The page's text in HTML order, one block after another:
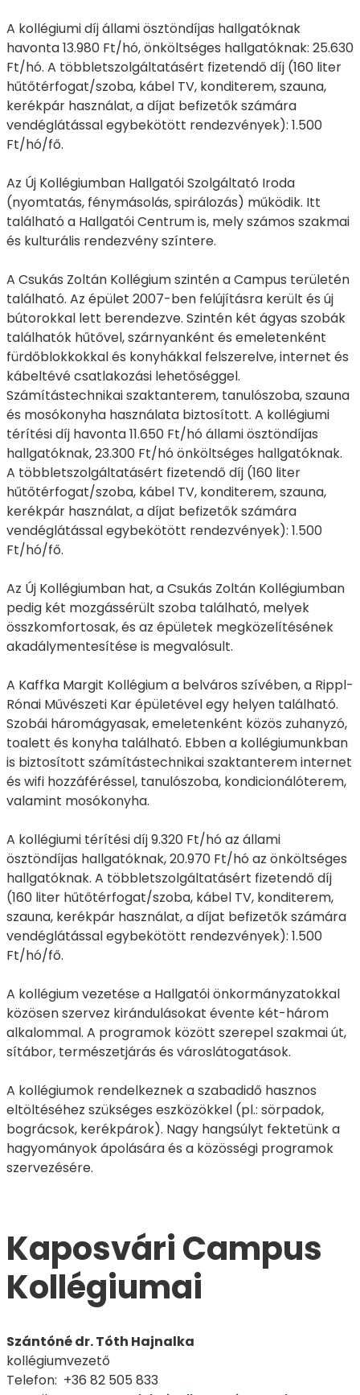
A kollégiumi díj állami ösztöndíjas hallgatóknak
havonta 13.980 Ft/hó, önköltséges hallgatóknak: 25.630
Ft/hó. A többletszolgáltatásért fizetendő díj (160 liter
hűtőtérfogat/szoba, kábel TV, konditerem, szauna,
kerékpár használat, a díjat befizetők számára
vendéglátással egybekötött rendezvények): 1.500
Ft/hó/fő.
Az Új Kollégiumban Hallgatói Szolgáltató Iroda
(nyomtatás, fénymásolás, spirálozás) működik. Itt
található a Hallgatói Centrum is, mely számos szakmai
és kulturális rendezvény színtere.
A Csukás Zoltán Kollégium szintén a Campus területén
található. Az épület 2007-ben felújításra került és új
bútorokkal lett berendezve. Szintén két ágyas szobák
találhatók hűtővel, szárnyanként és emeletenként
fürdőblokkokkal és konyhákkal felszerelve, internet és
kábeltévé csatlakozási lehetőséggel.
Számítástechnikai szaktanterem, tanulószoba, szauna
és mosókonyha használata biztosított. A kollégiumi
térítési díj havonta 11.650 Ft/hó állami ösztöndíjas
hallgatóknak, 23.300 Ft/hó önköltséges hallgatóknak.
A többletszolgáltatásért fizetendő díj (160 liter
hűtőtérfogat/szoba, kábel TV, konditerem, szauna,
kerékpár használat, a díjat befizetők számára
vendéglátással egybekötött rendezvények): 1.500
Ft/hó/fő.
Az Új Kollégiumban hat, a Csukás Zoltán Kollégiumban
pedig két mozgássérült szoba található, melyek
összkomfortosak, és az épületek megközelítésének
akadálymentesítése is megvalósult.
A Kaffka Margit Kollégium a belváros szívében, a Rippl-
Rónai Művészeti Kar épületével egy helyen található.
Szobái háromágyasak, emeletenként közös zuhanyzó,
toalett és konyha található. Ebben a kollégiumunkban
is biztosított számítástechnikai szaktanterem internet
és wifi hozzáféréssel, tanulószoba, kondicionálóterem,
valamint mosókonyha.
A kollégiumi térítési díj 9.320 Ft/hó az állami
ösztöndíjas hallgatóknak, 20.970 Ft/hó az önköltséges
hallgatóknak. A többletszolgáltatásért fizetendő díj
(160 liter hűtőtérfogat/szoba, kábel TV, konditerem,
szauna, kerékpár használat, a díjat befizetők számára
vendéglátással egybekötött rendezvények): 1.500
Ft/hó/fő.
A kollégium vezetése a Hallgatói önkormányzatokkal
közösen szervez kirándulásokat évente két-három
alkalommal. A programok között szerepel szakmai út,
sítábor, természetjárás és városlátogatások.
A kollégiumok rendelkeznek a szabadidő hasznos
eltöltéséhez szükséges eszközökkel (pl.: sörpadok,
bográcsok, kerékpárok). Nagy hangsúlyt fektetünk a
hagyományok ápolására és a közösségi programok
szervezésére.
Kaposvári Campus
Kollégiumai
Szántóné dr. Tóth Hajnalka
kollégiumvezető
Telefon: +36 82 505 833